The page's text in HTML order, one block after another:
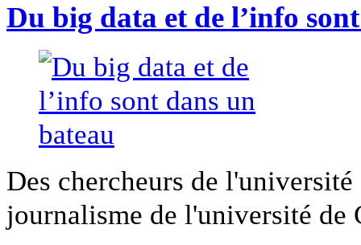
Du big data et de l’info
Des chercheurs de
journalisme de l'université